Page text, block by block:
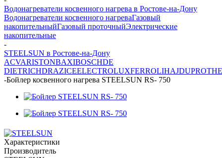
Водонагреватели косвенного нагрева в Ростове-на-Дону
Водонагреватели косвенного нагреваГазовый
накопительныйГазовый проточныйЭлектрические
накопительные
-
STEELSUN в Ростове-на-Дону
ACVARISTONBAXIBOSCHDE
DIETRICHDRAZICEELECTROLUXFERROLIHAJDU
-Бойлер косвенного нагрева STEELSUN RS- 750
Характеристики
Производитель